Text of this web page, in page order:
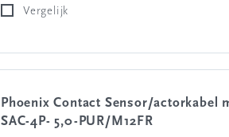
Vergelijk
Phoenix Contact Sensor/actorkabel met connector
SAC-4P- 5,0-PUR/M12FR